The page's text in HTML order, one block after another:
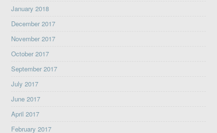
January 2018
December 2017
November 2017
October 2017
September 2017
July 2017
June 2017
April 2017
February 2017